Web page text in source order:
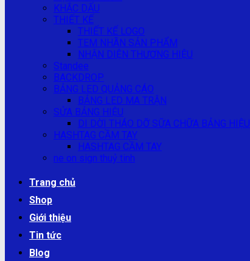
KHẮC DẤU
THIẾT KẾ
THIẾT KẾ LOGO
TEM NHÃN SẢN PHẨM
NHẬN DIỆN THƯƠNG HIỆU
Standee
BACKDROP
BẢNG LED QUẢNG CÁO
BẢNG LED MA TRẬN
SỬA BẢNG HIỆU
DI DỜI THÁO DỠ SỮA CHỮA BẢNG HIỆU
HASHTAG CẦM TAY
HASHTAG CẦM TAY
ne on sign thuỷ tinh
Trang chủ
Shop
Giới thiệu
Tin tức
Blog